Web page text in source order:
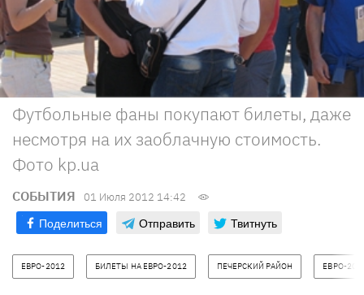
Футбольные фаны покупают билеты, даже
несмотря на их заоблачную стоимость.
Фото kp.ua
СОБЫТИЯ 01 Июля 2012 14:42
Поделиться Отправить Твитнуть
ЕВРО-2012 БИЛЕТЫ НА ЕВРО-2012 ПЕЧЕРСКИЙ РАЙОН ЕВРО-